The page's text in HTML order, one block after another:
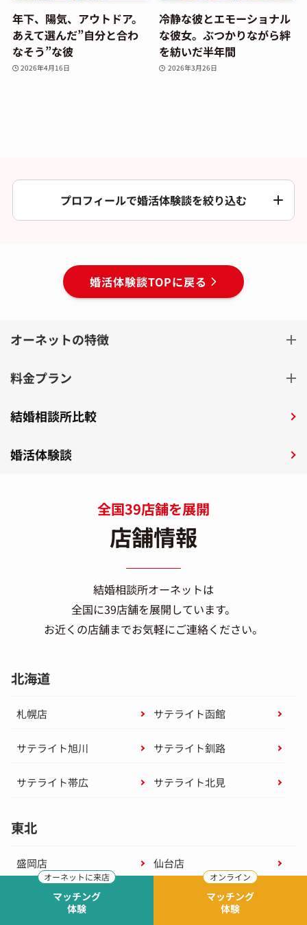
年下、陽気、アウトドア。
あえて選んだ”自分と合わ
なそう”な彼
2026年4月16日
冷静な彼とエモーショナル
な彼女。ぶつかりながら絆
を紡いだ半年間
2026年3月26日
マッチング
体験
マッチング
体験
プロフィールで婚活体験談を絞り込む
婚活体験談TOPに戻る
オーネットの特徴
料金プラン
結婚相談所比較
婚活体験談
全国39店舗を展開
店舗情報
結婚相談所オーネットは
全国に39店舗を展開しています。
お近くの店舗までお気軽にご連絡ください。
北海道
札幌店 サテライト函館
サテライト旭川 サテライト釧路
サテライト帯広 サテライト北見
東北
盛岡店 仙台店
サテライト青森 サテライト秋田